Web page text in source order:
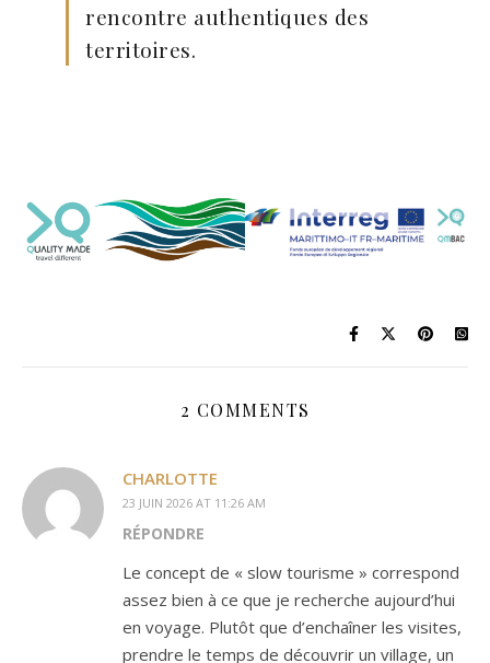
rencontre authentiques des
territoires.
2 COMMENTS
CHARLOTTE
23 JUIN 2026 AT 11:26 AM
RÉPONDRE
Le concept de « slow tourisme » correspond
assez bien à ce que je recherche aujourd’hui
en voyage. Plutôt que d’enchaîner les visites,
prendre le temps de découvrir un village, un